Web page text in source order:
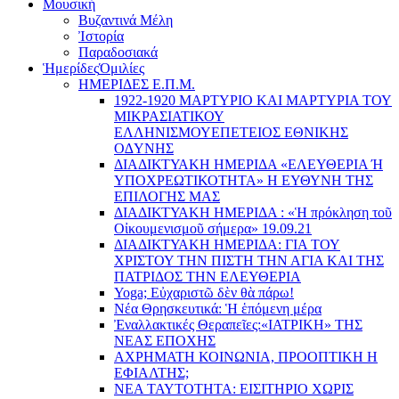
Μουσική
Βυζαντινά Μέλη
Ἰστορία
Παραδοσιακά
ἩμερίδεςὉμιλίες
ΗΜΕΡΙΔΕΣ Ε.Π.Μ.
1922-1920 ΜΑΡΤΥΡΙΟ ΚΑI ΜΑΡΤΥΡIΑ ΤΟΥ
ΜΙΚΡΑΣΙΑΤΙΚΟΥ
EΛΛΗΝΙΣΜΟΥEΠEΤΕΙΟΣ EΘΝΙΚHΣ
O∆YΝΗΣ
ΔΙΑΔΙΚΤΥΑΚΗ ΗΜΕΡΙΔΑ «EΛΕΥΘΕΡΙΑ Ή
YΠΟΧΡΕΩΤΙΚΟΤΗΤΑ» Η ΕΥΘΥΝΗ ΤΗΣ
EΠΙΛΟΓΗΣ ΜΑΣ
ΔΙΑΔΙΚΤΥΑΚΗ ΗΜΕΡΙΔΑ : «Ἡ πρόκληση τοῦ
Οἰκουμενισμοῦ σήμερα» 19.09.21
ΔΙΑΔΙΚΤΥΑΚΗ ΗΜΕΡΙΔΑ: ΓΙΑ ΤΟΥ
ΧΡΙΣΤΟΥ ΤΗΝ ΠΙΣΤΗ ΤΗΝ ΑΓΙΑ ΚΑΙ ΤΗΣ
ΠΑΤΡΙΔΟΣ ΤΗΝ ΕΛΕΥΘΕΡΙΑ
Yoga; Εὐχαριστῶ δὲν θὰ πάρω!
Νέα Θρησκευτικά: Ἡ ἑπόμενη μέρα
Ἐναλλακτικές Θεραπεῖες:«ΙΑΤΡΙΚΗ» ΤΗΣ
ΝΕΑΣ ΕΠΟΧΗΣ
ΑΧΡΗΜΑΤΗ ΚΟΙΝΩΝΙΑ, ΠΡΟΟΠΤΙΚΗ Η
ΕΦΙΑΛΤΗΣ;
ΝΕΑ ΤΑΥΤΟΤΗΤΑ: ΕΙΣΙΤΗΡΙΟ ΧΩΡΙΣ